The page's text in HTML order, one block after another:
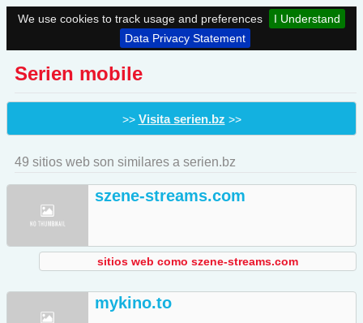
We use cookies to track usage and preferences
I Understand
Data Privacy Statement
Serien mobile
>> Visita serien.bz >>
49 sitios web son similares a serien.bz
szene-streams.com
sitios web como szene-streams.com
mykino.to